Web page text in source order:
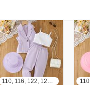
110, 116, 122, 128, 134, 140